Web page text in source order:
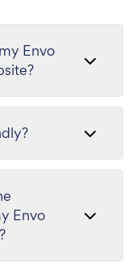
Envo
Envo